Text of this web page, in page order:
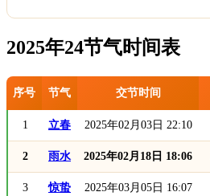
2025年24节气时间表
序号 节气 交节时间
1 立春 2025年02月03日 22:10
2 雨水 2025年02月18日 18:06
3 惊蛰 2025年03月05日 16:07